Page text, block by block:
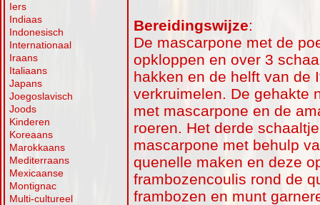
Iers
Indiaas
Indonesisch
Internationaal
Iraans
Italiaans
Japans
Joegoslavisch
Joods
Kinderen
Koreaans
Marokkaans
Mediterraans
Mexicaanse
Montignac
Multi-cultureel
Bereidingswijze:
De mascarpone met de
opkloppen en over 3
hakken en de helft van de
verkruimelen. De gehakte
met mascarpone en de
roeren. Het derde
mascarpone met behulp
quenelle maken en deze
frambozencoulis rond de
frambozen en munt